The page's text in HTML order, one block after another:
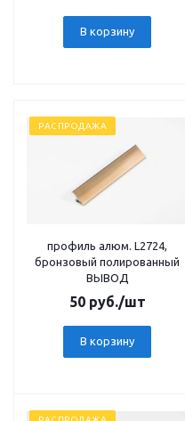
В корзину
РАСПРОДАЖА
профиль алюм. L2724,
бронзовый полированный
ВЫВОД
50руб./шт
В корзину